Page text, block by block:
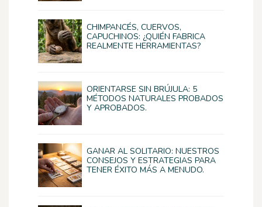
CHIMPANCÉS, CUERVOS,
CAPUCHINOS: ¿QUIÉN FABRICA
REALMENTE HERRAMIENTAS?
ORIENTARSE SIN BRÚJULA: 5
MÉTODOS NATURALES PROBADOS
Y APROBADOS.
GANAR AL SOLITARIO: NUESTROS
CONSEJOS Y ESTRATEGIAS PARA
TENER ÉXITO MÁS A MENUDO.